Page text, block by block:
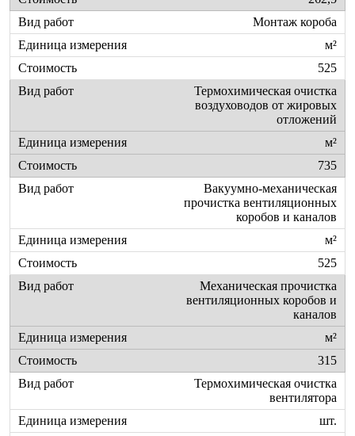
Монтаж короба
м²
525
Термохимическая очистка
воздуховодов от жировых
отложений
м²
735
Вакуумно-механическая
прочистка вентиляционных
коробов и каналов
м²
525
Механическая прочистка
вентиляционных коробов и
каналов
м²
315
Термохимическая очистка
вентилятора
шт.